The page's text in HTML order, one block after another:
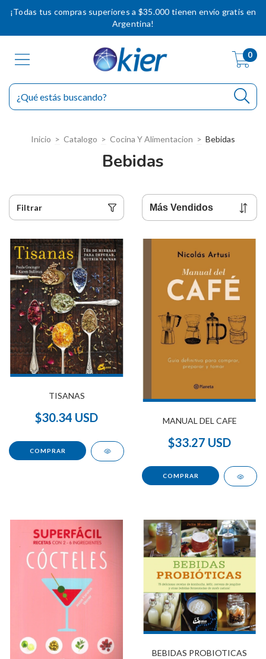
¡Todas tus compras superiores a $35.000 tienen envío gratis en
Argentina!
0
Inicio > Catalogo > Cocina Y Alimentacion > Bebidas
Bebidas
Filtrar
TISANAS
$30.34 USD MANUAL DEL CAFE
$33.27 USD
BEBIDAS PROBIOTICAS